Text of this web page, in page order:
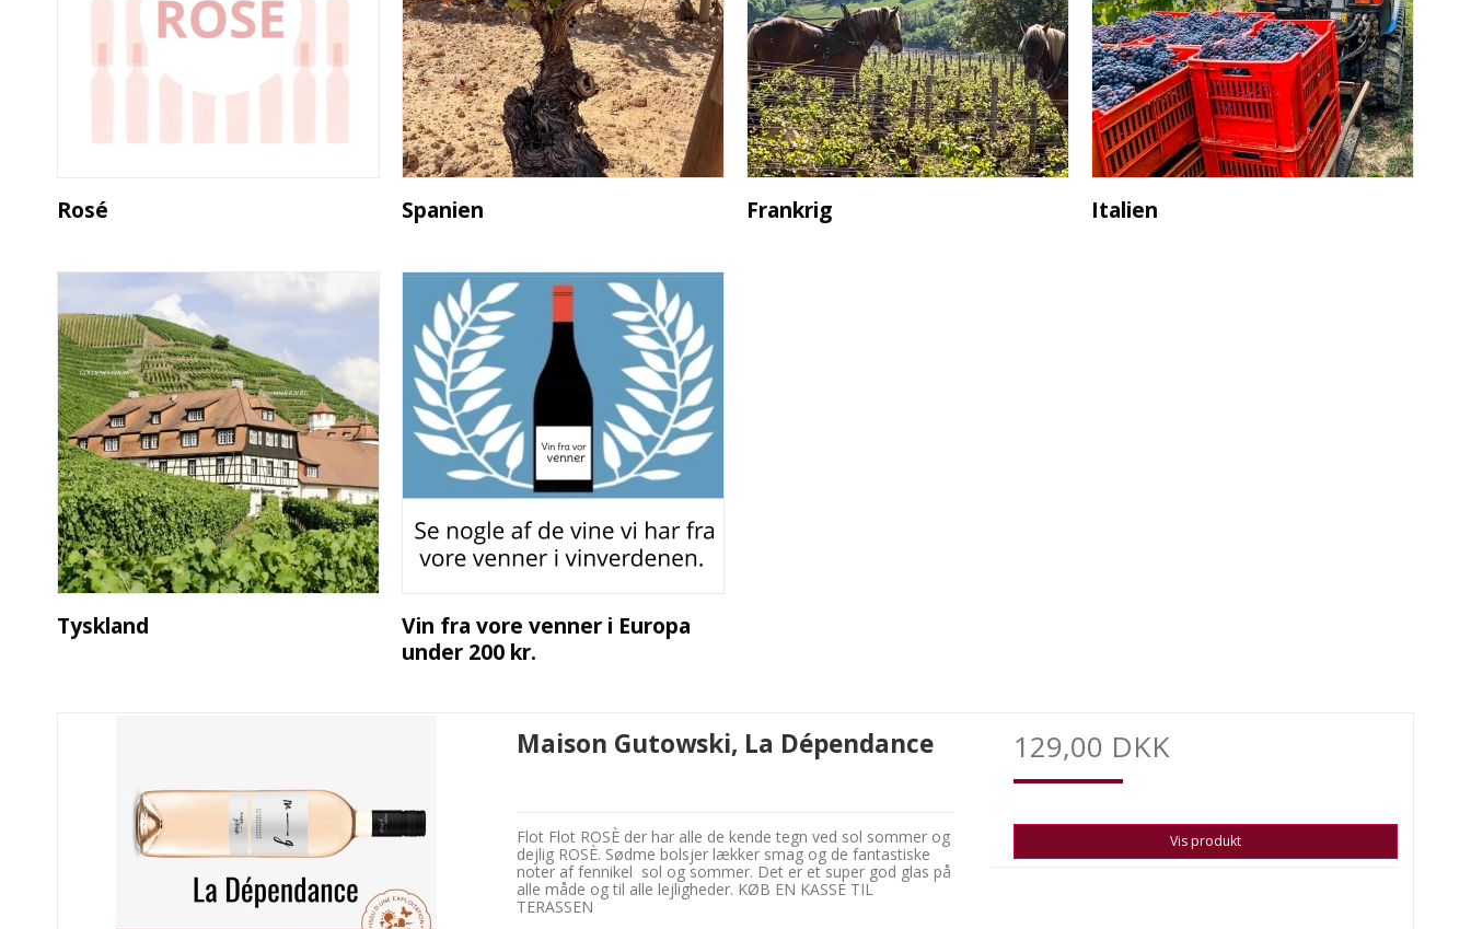
Rosé Spanien Frankrig Italien
Tyskland
Vin fra vore venner i Europa
under 200 kr.
Maison Gutowski, La Dépendance
Flot Flot ROSÈ der har alle de kende tegn ved sol sommer og
dejlig ROSÈ. Sødme bolsjer lækker smag og de fantastiske
noter af fennikel sol og sommer. Det er et super god glas på
alle måde og til alle lejligheder. KØB EN KASSE TIL
TERASSEN
129,00 DKK
Vis produkt